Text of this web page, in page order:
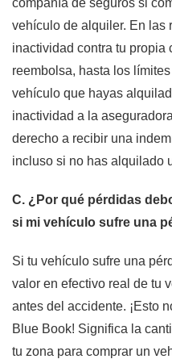
compañía de seguros si
vehículo de alquiler. En las
inactividad contra tu propia
reembolsa, hasta los
vehículo que hayas
inactividad a la
derecho a recibir una
incluso si no has alquilado
C. ¿Por qué pérdidas
si mi vehículo sufre una
Si tu vehículo sufre una
valor en efectivo real de tu
antes del accidente. ¡Esto
Blue Book! Significa la
tu zona para comprar un